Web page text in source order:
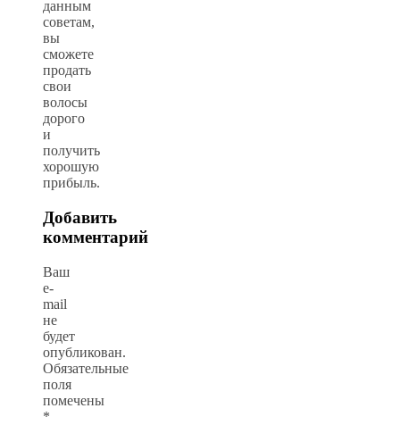
данным
советам,
вы
сможете
продать
свои
волосы
дорого
и
получить
хорошую
прибыль.
Добавить
комментарий
Ваш
e-
mail
не
будет
опубликован.
Обязательные
поля
помечены
*